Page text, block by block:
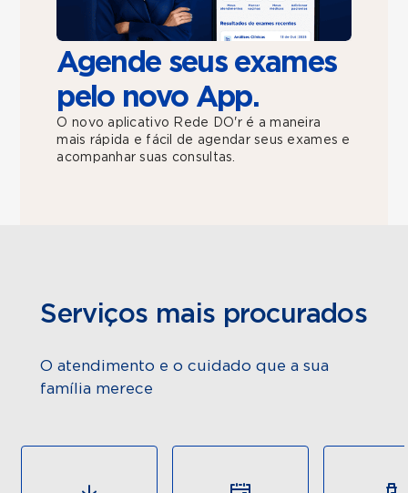
Agende seus exames
pelo novo App.
O novo aplicativo Rede DO'r é a maneira
mais rápida e fácil de agendar seus exames e
acompanhar suas consultas.
Serviços mais procurados
O atendimento e o cuidado que a sua
família merece